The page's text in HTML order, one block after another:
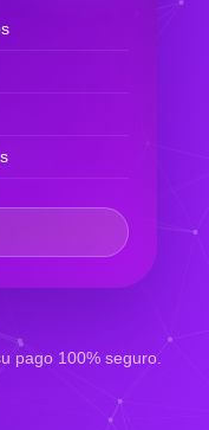
pago 100% seguro.